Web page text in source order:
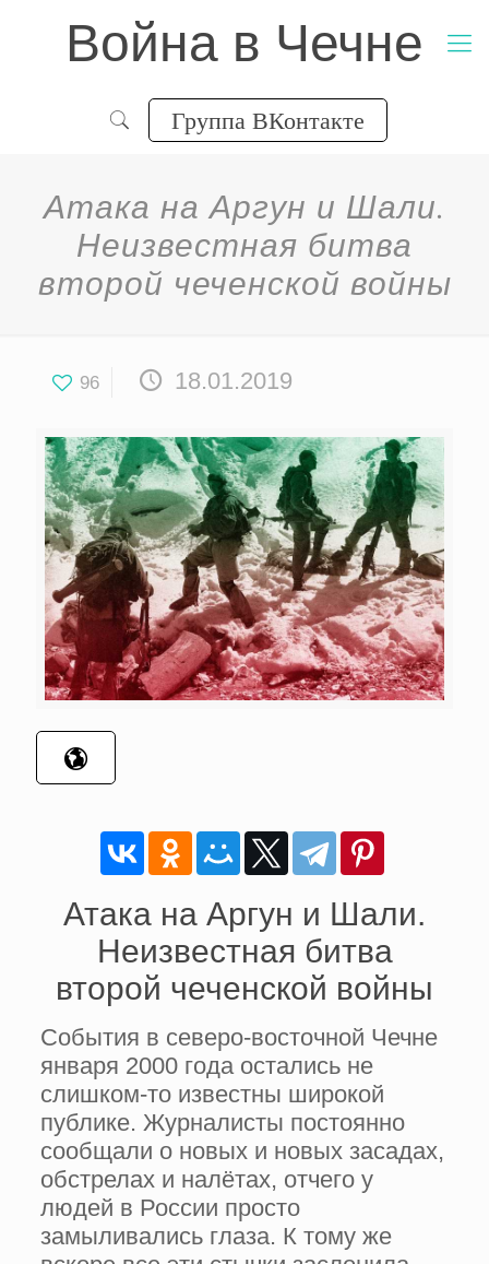
Война в Чечне
Группа ВКонтакте
Атака на Аргун и Шали.
Неизвестная битва
второй чеченской войны
96 18.01.2019
Атака на Аргун и Шали.
Неизвестная битва
второй чеченской войны
События в северо-восточной Чечне
января 2000 года остались не
слишком-то известны широкой
публике. Журналисты постоянно
сообщали о новых и новых засадах,
обстрелах и налётах, отчего у
людей в России просто
замыливались глаза. К тому же